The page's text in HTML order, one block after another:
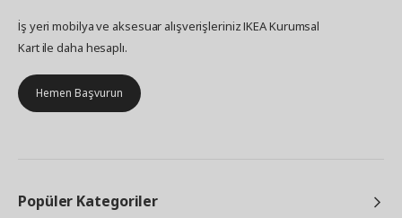
İş yeri mobilya ve aksesuar alışverişleriniz IKEA Kurumsal
Kart ile daha hesaplı.
Hemen Başvurun
Popüler Kategoriler